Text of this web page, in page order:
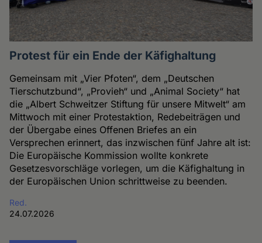
Protest für ein Ende der Käfighaltung
Gemeinsam mit „Vier Pfoten“, dem „Deutschen
Tierschutzbund“, „Provieh“ und „Animal Society“ hat
die „Albert Schweitzer Stiftung für unsere Mitwelt“ am
Mittwoch mit einer Protestaktion, Redebeiträgen und
der Übergabe eines Offenen Briefes an ein
Versprechen erinnert, das inzwischen fünf Jahre alt ist:
Die Europäische Kommission wollte konkrete
Gesetzesvorschläge vorlegen, um die Käfighaltung in
der Europäischen Union schrittweise zu beenden.
Red.
24.07.2026